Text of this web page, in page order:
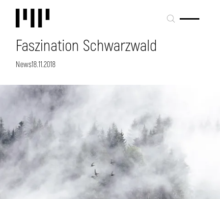
Faszination Schwarzwald
News18.11.2018